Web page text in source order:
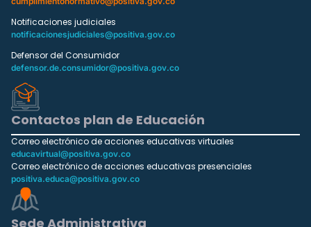
Notificaciones judiciales
notificacionesjudiciales@positiva.gov.co
Defensor del Consumidor
defensor.de.consumidor@positiva.gov.co
Contactos plan de Educación
Correo electrónico de acciones educativas virtuales
educavirtual@positiva.gov.co
Correo electrónico de acciones educativas presenciales
positiva.educa@positiva.gov.co
Sede Administrativa